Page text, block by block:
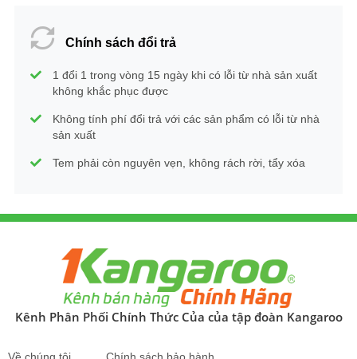
Chính sách đổi trả
1 đổi 1 trong vòng 15 ngày khi có lỗi từ nhà sản xuất
không khắc phục được
Không tính phí đổi trả với các sản phẩm có lỗi từ nhà
sản xuất
Tem phải còn nguyên vẹn, không rách rời, tẩy xóa
Kênh Phân Phối Chính Thức Của của tập đoàn Kangaroo